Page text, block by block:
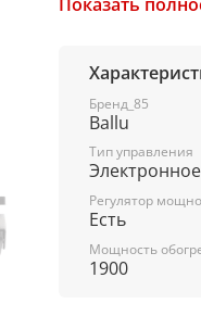
безопасность.
максимально
окончательно
для
Бренд_85
Ballu
Тип управления
Электронное
Регулятор
Есть
Мощность
1900